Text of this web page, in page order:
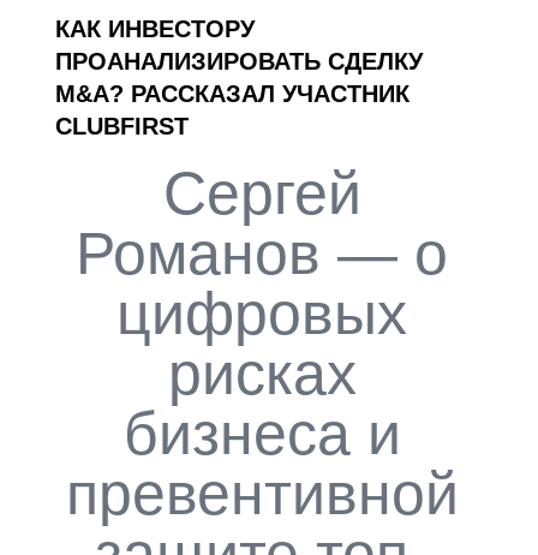
КАК ИНВЕСТОРУ
ПРОАНАЛИЗИРОВАТЬ СДЕЛКУ
M&A? РАССКАЗАЛ УЧАСТНИК
CLUBFIRST
Сергей
Романов — о
цифровых
рисках
бизнеса и
превентивной